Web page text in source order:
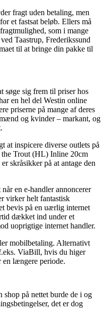
fragt uden betaling, men
et fastsat beløb. Ellers må
som i mange
Taastrup, Frederikssund
til at bringe din pakke til
søge sig frem til priser hos
en hel del Westin online
priserne på mange af deres
og kvinder – markant, og
at inspicere diverse outlets på
the Trout (HL) Inline 20cm
skråsikker på at antage den
en e-handler annoncerer
virker helt fantastisk
bevis på en uærlig internet
dækket ind under et
uoprigtige internet handler.
mobilbetaling. Alternativt
ViaBill, hvis du higer
en længere periode.
shop på nettet burde de i og
det er dog